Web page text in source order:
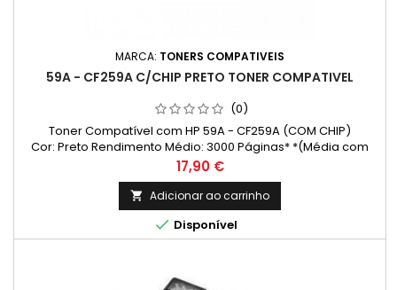
MARCA: TONERS COMPATIVEIS
59A - CF259A C/CHIP PRETO TONER COMPATIVEL
(0)
Toner Compatível com HP 59A - CF259A (COM CHIP)
Cor: Preto Rendimento Médio: 3000 Páginas* *(Média com
base na norma ISO/IEC 24711 e impressão contínua. O
rendimento real varia consideravelmente com base no
conteúdo das páginas impressas e noutros factores.)
Preço
17,90 €
 Adicionar ao carrinho
 Disponível